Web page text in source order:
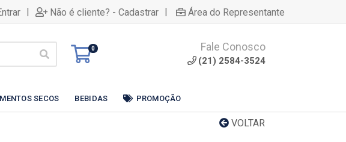
| Não é cliente? - Cadastrar | Área do Representante
0 Fale Conosco
(21) 2584-3524
SECOS BEBIDAS PROMOÇÃO
VOLTAR